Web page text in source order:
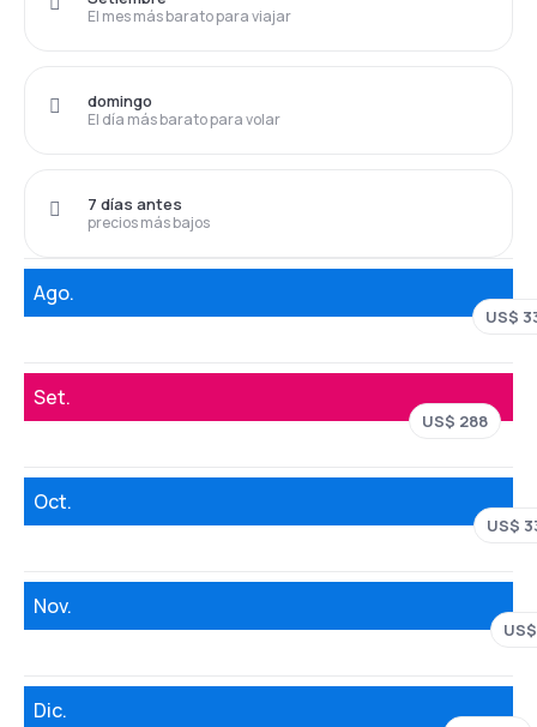
El mes más barato para viajar
El día más barato para volar
domingo
precios más bajos
7 días antes
Ago.
US$
Set.
US$ 288
Oct.
US$
Nov.
Dic.